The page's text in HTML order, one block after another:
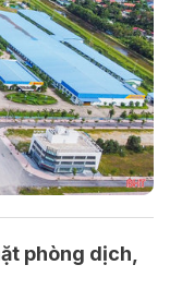
phòng dịch,